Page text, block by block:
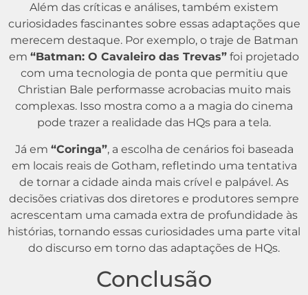
Além das críticas e análises, também existem
curiosidades fascinantes sobre essas adaptações que
merecem destaque. Por exemplo, o traje de Batman
em “Batman: O Cavaleiro das Trevas” foi projetado
com uma tecnologia de ponta que permitiu que
Christian Bale performasse acrobacias muito mais
complexas. Isso mostra como a a magia do cinema
pode trazer a realidade das HQs para a tela.
Já em “Coringa”, a escolha de cenários foi baseada
em locais reais de Gotham, refletindo uma tentativa
de tornar a cidade ainda mais crível e palpável. As
decisões criativas dos diretores e produtores sempre
acrescentam uma camada extra de profundidade às
histórias, tornando essas curiosidades uma parte vital
do discurso em torno das adaptações de HQs.
Conclusão